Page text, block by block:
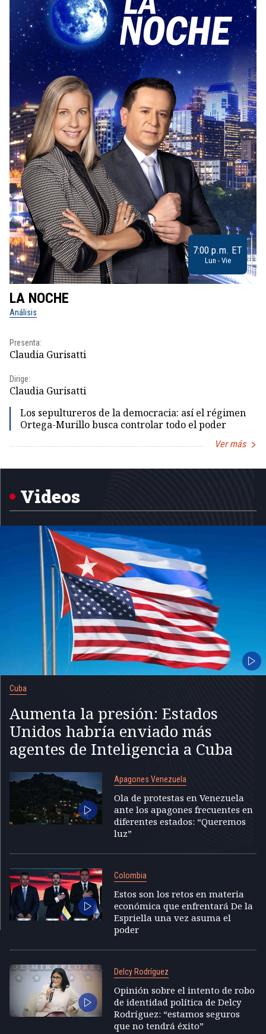
7:00 p.m. ET
Lun - Vie
LA NOCHE
Análisis
Presenta:
Claudia Gurisatti
Dirige:
Claudia Gurisatti
Los sepultureros de la democracia: así el régimen
Ortega-Murillo busca controlar todo el poder
Ver más
1
Videos
Cuba
Aumenta la presión: Estados
Unidos habría enviado más
agentes de Inteligencia a Cuba
Apagones Venezuela
Ola de protestas en Venezuela
ante los apagones frecuentes en
diferentes estados: “Queremos
luz”
Colombia
Estos son los retos en materia
económica que enfrentará De la
Espriella una vez asuma el
poder
Delcy Rodríguez
Opinión sobre el intento de robo
de identidad política de Delcy
Rodríguez: “estamos seguros
que no tendrá éxito”